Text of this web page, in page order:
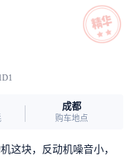
成都
购车地点
这块，反动机噪音小，